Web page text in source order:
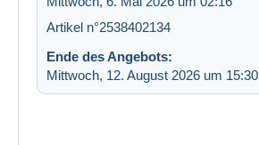
Artikel n°2538402134
Ende des Angebots:
Mittwoch, 12. August 2026 um 15:30